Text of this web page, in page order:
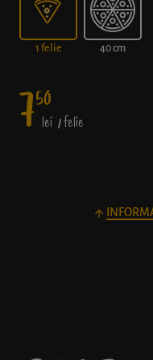
1 felie 40 cm
750
lei / felie